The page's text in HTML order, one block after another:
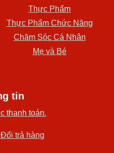
Thực Phẩm
Thực Phẩm Chức Năng
Chăm Sóc Cá Nhân
Mẹ và Bé
tin
thanh toán.
trả hàng